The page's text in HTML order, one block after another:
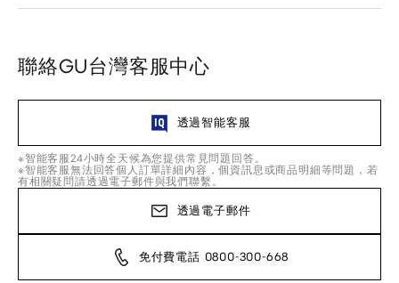
聯絡GU台灣客服中心
透過智能客服
※智能客服24小時全天候為您提供常見問題回答。
※智能客服無法回答個人訂單詳細內容，個資訊息或商品明細等問題，若
有相關疑問請透過電子郵件與我們聯繫。
透過電子郵件
免付費電話 0800-300-668